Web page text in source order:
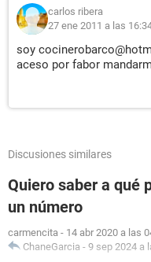
carlos ribera
27 ene 2011 a las
soy
aceso por fabor
Discusiones similares
Quiero saber a qué
un número
carmencita - 14 abr 2020 a las
ChaneGarcia - 9 sep 2024 a